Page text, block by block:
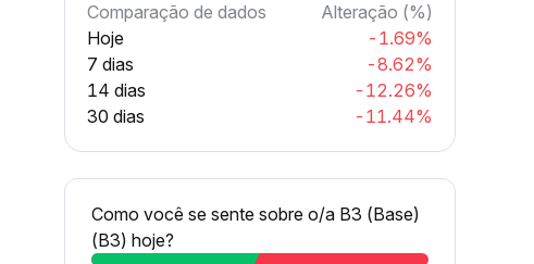
Comparação de dados
Alteração (%)
Hoje
-1.69%
7 dias
-8.62%
14 dias
-12.26%
30 dias
-11.44%
Como você se sente sobre o/a B3 (Base)
(B3) hoje?